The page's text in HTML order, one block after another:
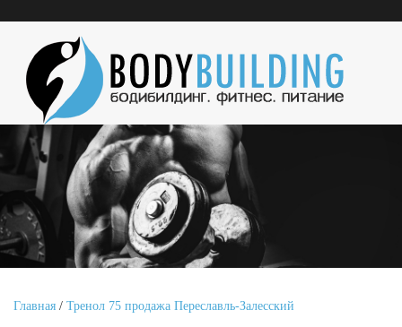
Главная / Тренол 75 продажа Переславль-Залесский